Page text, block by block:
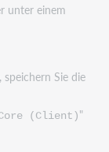
unter einem
Sie die
Core (Client)"